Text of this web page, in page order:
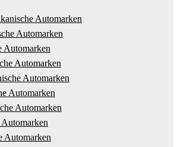
Automarken
Automarken
Automarken
Automarken
Automarken
Automarken
Automarken
Automarken